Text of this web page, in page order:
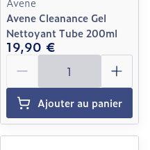
Avene Cleanance Gel
Nettoyant Tube 200ml
19,90 €
Quantité
Ajouter au panier